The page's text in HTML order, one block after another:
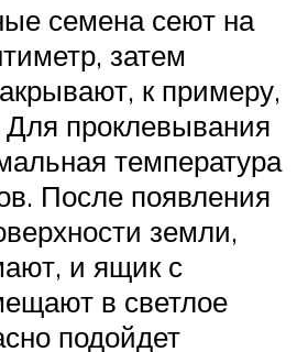
семена сеют на
затем
к примеру,
проклевывания
температура
После появления
земли,
и ящик с
в светлое
подойдет